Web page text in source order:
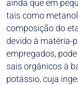
ainda que em
tais como
composição do
devido à matéria-
empregados,
sais orgânicos à
potássio, cuja